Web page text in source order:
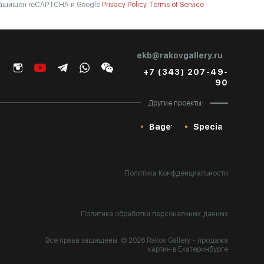
reCAPTCHA и Google Privacy Policy Terms of Service
ekb@rakovgallery.ru
+7 (343) 207-49-
90
Другие проекты:
Baget Special
Политика Конфденциальности
Политика обработки персональных данных
Все права защищены. © 2026 Rakov Gallery - продажа
картин в Екатеринбурге